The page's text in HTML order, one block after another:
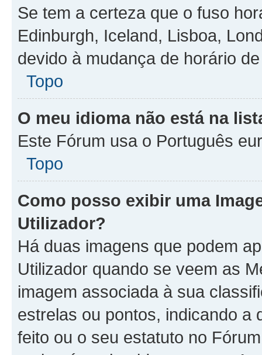
Se tem a certeza que o fuso
Edinburgh, Iceland, Lisboa,
devido à mudança de horário
Topo
O meu idioma não está na
Este Fórum usa o Português
Topo
Como posso exibir uma
Utilizador?
Há duas imagens que podem
Utilizador quando se veem as
imagem associada à sua
estrelas ou pontos, indicando a
feito ou o seu estatuto no